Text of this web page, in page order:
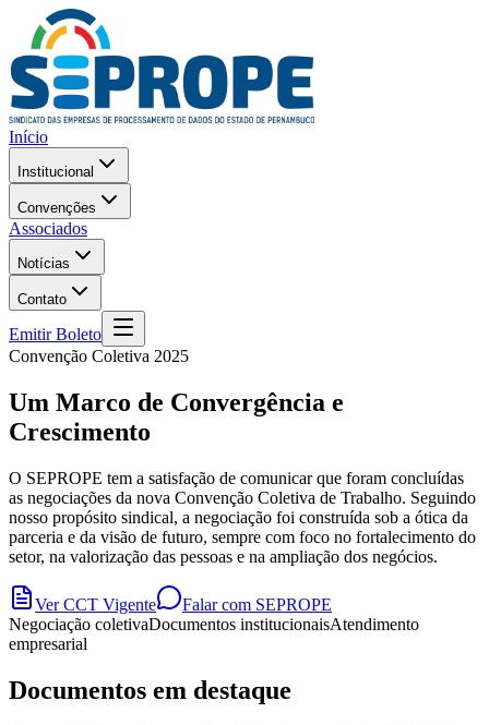
Início
Institucional
Convenções
Associados
Notícias
Contato
Emitir Boleto
Convenção Coletiva 2025
Um Marco de Convergência e
Crescimento
O SEPROPE tem a satisfação de comunicar que foram concluídas
as negociações da nova Convenção Coletiva de Trabalho. Seguindo
nosso propósito sindical, a negociação foi construída sob a ótica da
parceria e da visão de futuro, sempre com foco no fortalecimento do
setor, na valorização das pessoas e na ampliação dos negócios.
Ver CCT Vigente
Falar com SEPROPE
Negociação coletivaDocumentos institucionaisAtendimento
empresarial
Documentos em destaque